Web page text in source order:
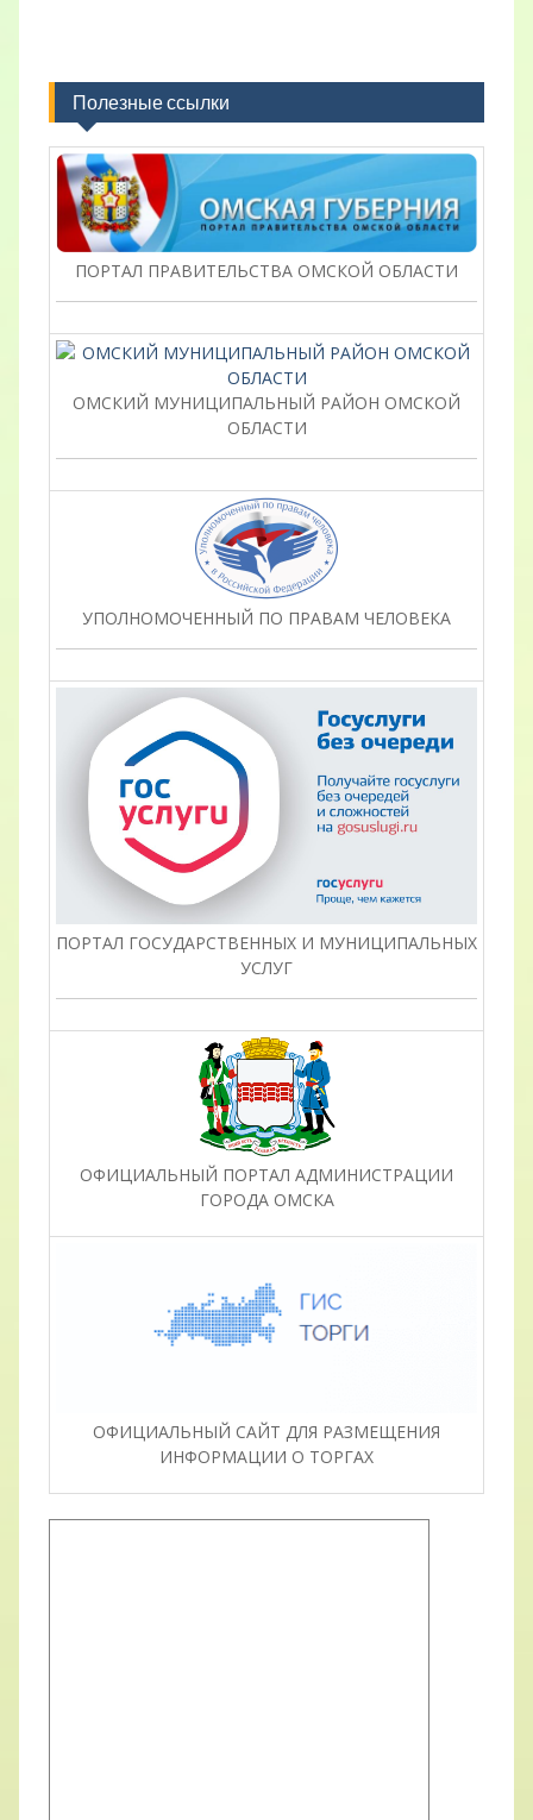
Полезные ссылки
ПОРТАЛ ПРАВИТЕЛЬСТВА ОМСКОЙ ОБЛАСТИ
ОМСКИЙ МУНИЦИПАЛЬНЫЙ РАЙОН ОМСКОЙ
ОБЛАСТИ
УПОЛНОМОЧЕННЫЙ ПО ПРАВАМ ЧЕЛОВЕКА
ПОРТАЛ ГОСУДАРСТВЕННЫХ И МУНИЦИПАЛЬНЫХ
УСЛУГ
ОФИЦИАЛЬНЫЙ ПОРТАЛ АДМИНИСТРАЦИИ
ГОРОДА ОМСКА
ОФИЦИАЛЬНЫЙ САЙТ ДЛЯ РАЗМЕЩЕНИЯ
ИНФОРМАЦИИ О ТОРГАХ